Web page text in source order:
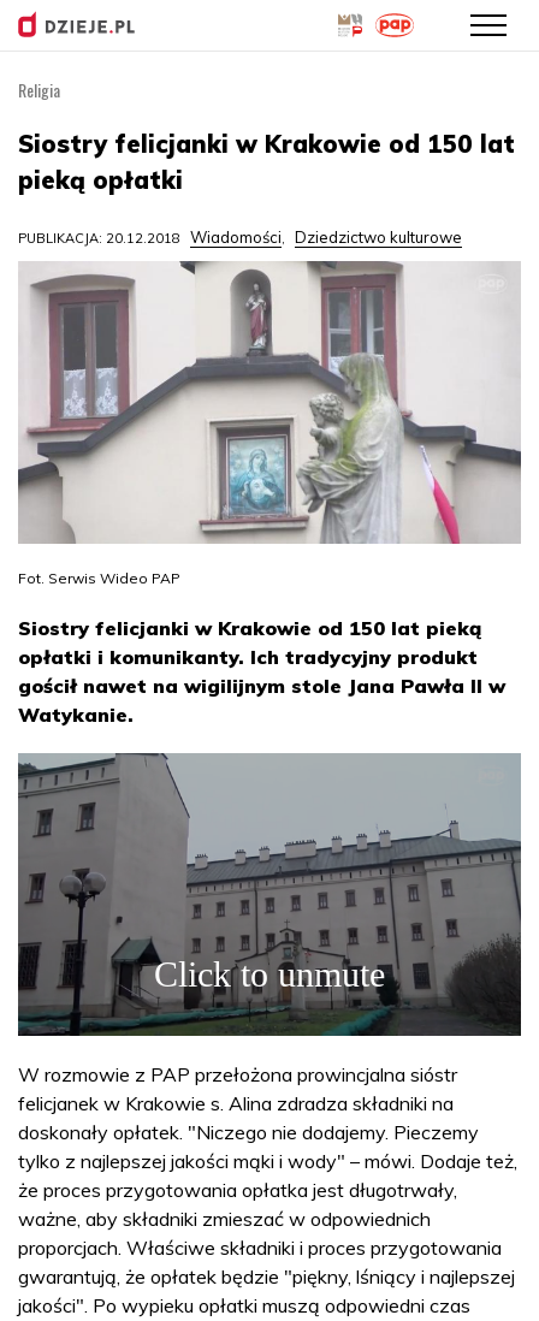
treści
Religia
Siostry felicjanki w Krakowie od 150 lat
pieką opłatki
PUBLIKACJA: 20.12.2018 Wiadomości, Dziedzictwo kulturowe
Fot. Serwis Wideo PAP
Siostry felicjanki w Krakowie od 150 lat pieką
opłatki i komunikanty. Ich tradycyjny produkt
gościł nawet na wigilijnym stole Jana Pawła II w
Watykanie.
W rozmowie z PAP przełożona prowincjalna sióstr
felicjanek w Krakowie s. Alina zdradza składniki na
doskonały opłatek. "Niczego nie dodajemy. Pieczemy
tylko z najlepszej jakości mąki i wody" – mówi. Dodaje też,
że proces przygotowania opłatka jest długotrwały,
ważne, aby składniki zmieszać w odpowiednich
proporcjach. Właściwe składniki i proces przygotowania
gwarantują, że opłatek będzie "piękny, lśniący i najlepszej
jakości". Po wypieku opłatki muszą odpowiedni czas